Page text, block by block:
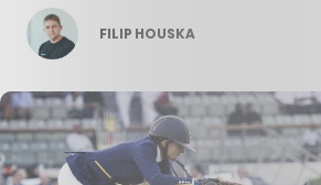
FILIP HOUSKA